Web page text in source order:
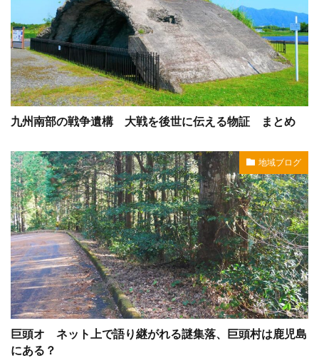
九州南部の戦争遺構 大戦を後世に伝える物証 まとめ
地域ブログ
巨頭オ ネット上で語り継がれる謎集落、巨頭村は鹿児島
にある？